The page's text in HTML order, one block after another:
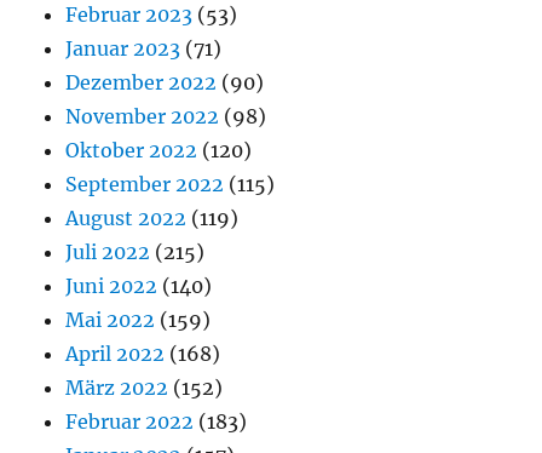
Februar 2023 (53)
Januar 2023 (71)
Dezember 2022 (90)
November 2022 (98)
Oktober 2022 (120)
September 2022 (115)
August 2022 (119)
Juli 2022 (215)
Juni 2022 (140)
Mai 2022 (159)
April 2022 (168)
März 2022 (152)
Februar 2022 (183)